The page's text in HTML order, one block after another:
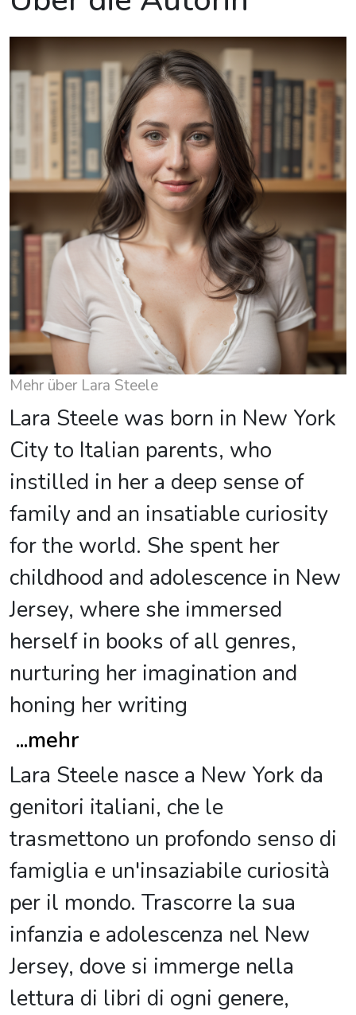
Mehr über Lara Steele
Lara Steele was born in New York
City to Italian parents, who
instilled in her a deep sense of
family and an insatiable curiosity
for the world. She spent her
childhood and adolescence in New
Jersey, where she immersed
herself in books of all genres,
nurturing her imagination and
honing her writing
...mehr
Lara Steele nasce a New York da
genitori italiani, che le
trasmettono un profondo senso di
famiglia e un'insaziabile curiosità
per il mondo. Trascorre la sua
infanzia e adolescenza nel New
Jersey, dove si immerge nella
lettura di libri di ogni genere,